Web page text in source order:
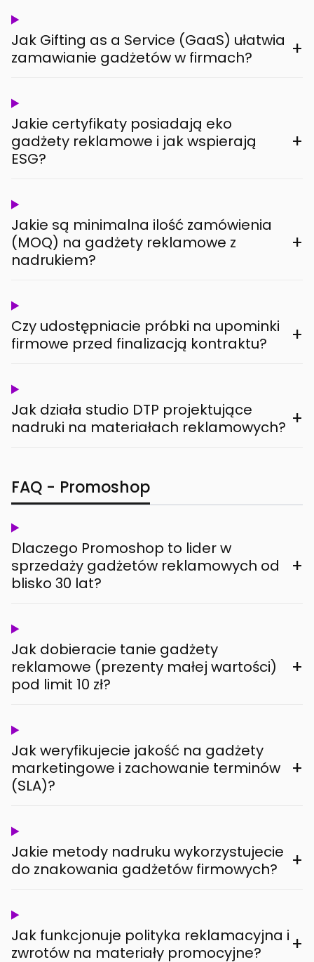
Jak Gifting as a Service (GaaS) ułatwia
zamawianie gadżetów w firmach?
+
Jakie certyfikaty posiadają eko
gadżety reklamowe i jak wspierają
ESG?
+
Jakie są minimalna ilość zamówienia
(MOQ) na gadżety reklamowe z
nadrukiem?
+
Czy udostępniacie próbki na upominki
firmowe przed finalizacją kontraktu?
+
Jak działa studio DTP projektujące
nadruki na materiałach reklamowych? +
FAQ - Promoshop
Dlaczego Promoshop to lider w
sprzedaży gadżetów reklamowych od
blisko 30 lat?
+
Jak dobieracie tanie gadżety
reklamowe (prezenty małej wartości)
pod limit 10 zł?
+
Jak weryfikujecie jakość na gadżety
marketingowe i zachowanie terminów
(SLA)?
+
Jakie metody nadruku wykorzystujecie
do znakowania gadżetów firmowych?
+
Jak funkcjonuje polityka reklamacyjna i
zwrotów na materiały promocyjne?
+